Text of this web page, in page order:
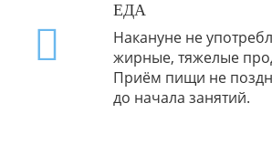
ЕДА
Накануне не
жирные, тяжелые
Приём пищи не
до начала занятий.